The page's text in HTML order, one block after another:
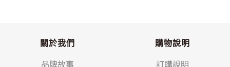
關於我們
品牌故事
購物說明
訂購說明